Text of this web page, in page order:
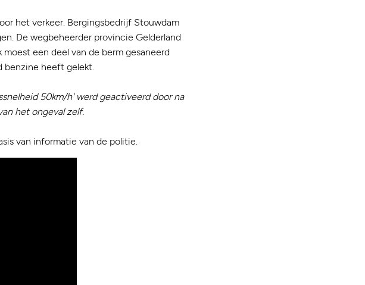
het verkeer. Bergingsbedrijf Stouwdam
De wegbeheerder provincie Gelderland
een deel van de berm gesaneerd
benzine heeft gelekt.
50km/h' werd geactiveerd door na
het ongeval zelf.
van informatie van de politie.